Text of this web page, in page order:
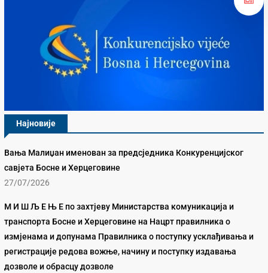
Најновије
Вања Малиџан именован за предсједника Конкуренцијског
савјета Босне и Херцеговине
27/07/2026
М И Ш Љ Е Њ Е по захтјеву Министарства комуникација и
транспорта Босне и Херцеговине на Нацрт правилника о
измјенама и допунама Правилника о поступку усклађивања и
регистрације редова вожње, начину и поступку издавања
дозволе и обрасцу дозволе